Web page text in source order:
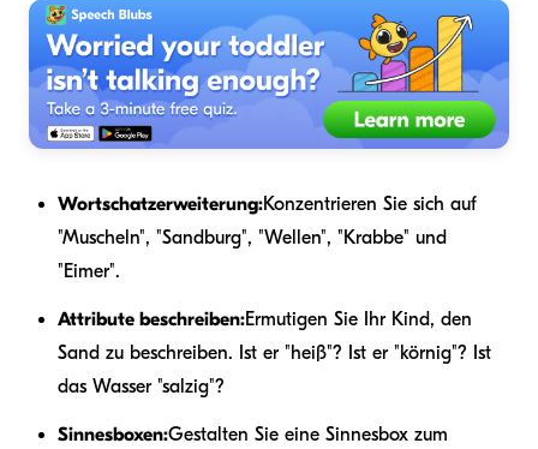
Wortschatzerweiterung:Konzentrieren Sie sich auf
"Muscheln", "Sandburg", "Wellen", "Krabbe" und
"Eimer".
Attribute beschreiben:Ermutigen Sie Ihr Kind, den
Sand zu beschreiben. Ist er "heiß"? Ist er "körnig"? Ist
das Wasser "salzig"?
Sinnesboxen:Gestalten Sie eine Sinnesbox zum